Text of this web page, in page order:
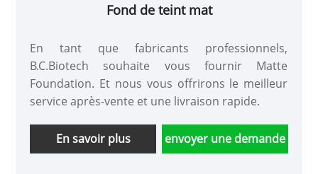
Fond de teint mat
En tant que fabricants professionnels,
B.C.Biotech souhaite vous fournir Matte
Foundation. Et nous vous offrirons le meilleur
service après-vente et une livraison rapide.
En savoir plus envoyer une demande